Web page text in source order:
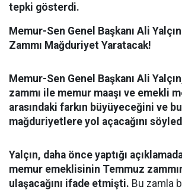
tepki gösterdi.
Memur-Sen Genel Başkanı Ali
Zammı Mağduriyet Yaratacak!
Memur-Sen Genel Başkanı Ali
zammı ile memur maaşı ve emekli
arasındaki farkın büyüyeceğini ve
mağduriyetlere yol açacağını
Yalçın, daha önce yaptığı
memur emeklisinin Temmuz
ulaşacağını ifade etmişti. Bu zamla